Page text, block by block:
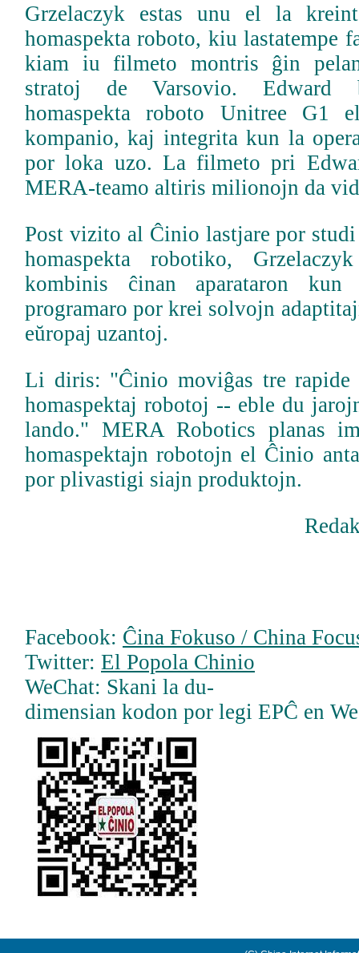
Grzelaczyk estas unu el la
homaspekta roboto, kiu lastatempe
kiam iu filmeto montris ĝin
stratoj de Varsovio. Edward
homaspekta roboto Unitree G1
kompanio, kaj integrita kun la
por loka uzo. La filmeto pri
MERA-teamo altiris milionojn da
Post vizito al Ĉinio lastjare por
homaspekta robotiko,
kombinis ĉinan aparataron kun
programaro por krei solvojn
eŭropaj uzantoj.
Li diris: "Ĉinio moviĝas tre rapide
homaspektaj robotoj -- eble du
lando." MERA Robotics planas
homaspektajn robotojn el Ĉinio
por plivastigi siajn produktojn.
Facebook: Ĉina Fokuso / China
Twitter: El Popola Chinio
WeChat: Skani la du-
dimensian kodon por legi EPĈ en